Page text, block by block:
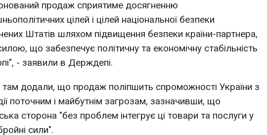
продаж сприятиме досягненню
цілей і цілей національної безпеки
Штатів шляхом підвищення безпеки країни-партнера,
що забезпечує політичну та економічну стабільність
- заявили в Держдепі.
додали, що продаж поліпшить спроможності України з
поточним і майбутнім загрозам, зазначивши, що
сторона "без проблем інтегрує ці товари та послуги у
сили".